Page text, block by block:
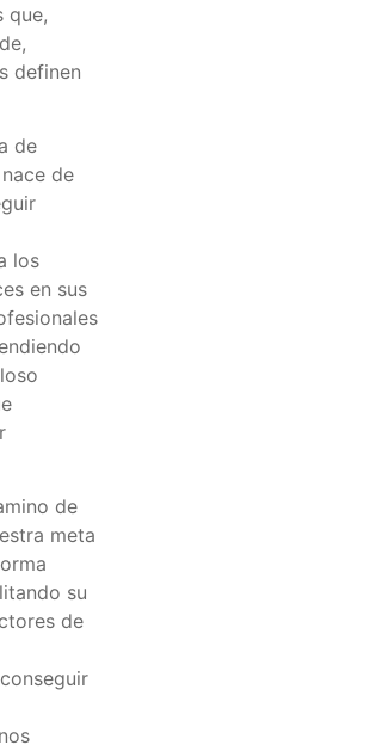
que,
definen
de
de
los
en sus
de
meta
su
de